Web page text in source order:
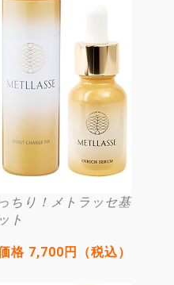
ちり！メトラッセ基
ト
格 7,700円（税込）